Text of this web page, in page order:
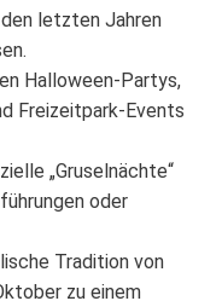
letzten Jahren
Halloween-Partys,
Freizeitpark-Events
„Gruselnächte“
oder
Tradition von
zu einem